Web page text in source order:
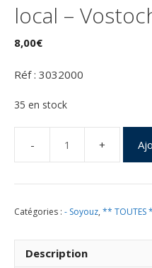
local –
8,00€
Réf : 3032000
35 en stock
de
Catégories : - Soyouz, ** TOUTES
Description